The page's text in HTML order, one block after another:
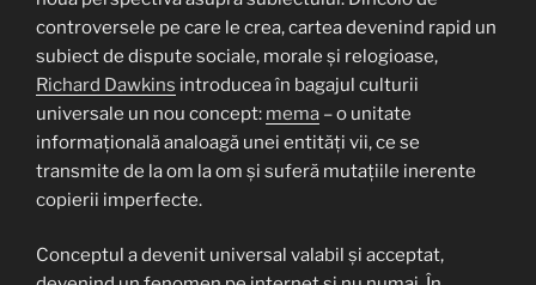
controversele pe care le crea, cartea devenind rapid un
subiect de dispute sociale, morale și relogioase,
Richard Dawkins introducea în bagajul culturii
universale un nou concept: mema – o unitate
informațională analoagă unei entități vii, ce se
transmite de la om la om și suferă mutațiile inerente
copierii imperfecte.
Conceptul a devenit universal valabil și acceptat,